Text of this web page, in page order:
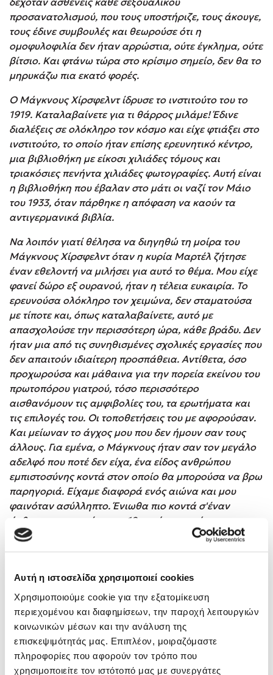
Αυτή η ιστοσελίδα χρησιμοποιεί cookies
Χρησιμοποιούμε cookie για την εξατομίκευση
περιεχομένου και διαφημίσεων, την παροχή λειτουργιών
κοινωνικών μέσων και την ανάλυση της
επισκεψιμότητάς μας. Επιπλέον, μοιραζόμαστε
πληροφορίες που αφορούν τον τρόπο που
χρησιμοποιείτε τον ιστότοπό μας με συνεργάτες
προσανατολισμού, που τους υποστήριζε, τους άκουγε,
τους έδινε συμβουλές και θεωρούσε ότι η
ομοφυλοφιλία δεν ήταν αρρώστια, ούτε έγκλημα, ούτε
βίτσιο. Και φτάνω τώρα στο κρίσιμο σημείο, δεν θα το
μηρυκάζω πια εκατό φορές.
Ο Μάγκνους Χίρσφελντ ίδρυσε το ινστιτούτο του το
1919. Καταλαβαίνετε για τι θάρρος μιλάμε! Έδινε
διαλέξεις σε ολόκληρο τον κόσμο και είχε φτιάξει στο
ινστιτούτο, το οποίο ήταν επίσης ερευνητικό κέντρο,
μια βιβλιοθήκη με είκοσι χιλιάδες τόμους και
τριακόσιες πενήντα χιλιάδες φωτογραφίες. Αυτή είναι
η βιβλιοθήκη που έβαλαν στο μάτι οι ναζί τον Μάιο
του 1933, όταν πάρθηκε η απόφαση να καούν τα
αντιγερμανικά βιβλία.
Να λοιπόν γιατί θέλησα να διηγηθώ τη μοίρα του
Μάγκνους Χίρσφελντ όταν η κυρία Μαρτέλ ζήτησε
έναν εθελοντή να μιλήσει για αυτό το θέμα. Μου είχε
φανεί δώρο εξ ουρανού, ήταν η τέλεια ευκαιρία. Το
ερευνούσα ολόκληρο τον χειμώνα, δεν σταματούσα
με τίποτε και, όπως καταλαβαίνετε, αυτό με
απασχολούσε την περισσότερη ώρα, κάθε βράδυ. Δεν
ήταν μια από τις συνηθισμένες σχολικές εργασίες που
δεν απαιτούν ιδιαίτερη προσπάθεια. Αντίθετα, όσο
προχωρούσα και μάθαινα για την πορεία εκείνου του
πρωτοπόρου γιατρού, τόσο περισσότερο
αισθανόμουν τις αμφιβολίες του, τα ερωτήματα και
τις επιλογές του. Οι τοποθετήσεις του με αφορούσαν.
Και μείωναν το άγχος μου που δεν ήμουν σαν τους
άλλους. Για εμένα, ο Μάγκνους ήταν σαν τον μεγάλο
αδελφό που ποτέ δεν είχα, ένα είδος ανθρώπου
εμπιστοσύνης κοντά στον οποίο θα μπορούσα να βρω
παρηγοριά. Είχαμε διαφορά ενός αιώνα και μου
φαινόταν ασύλληπτο. Ένιωθα πιο κοντά σ'έναν
άνθρωπο γεννημένο τον 19ο αιώνα παρά στους
συμμαθητές μου στο λύκειο.
αδιαφορία αλλά και την κοροϊδία, την εχθρικότητα. Ο
πως δεν υπήρχε διέξοδος, ούτε μέλλον. Είχε
προσπαθήσει να ανοιχτεί, να μιλήσει στους γονείς
του. Όμως, οι γονείς του δεν τον ήξεραν, δεν τον
έβλεπαν, δεν τον είχαν καταλάβει, δεν ήταν ποτέ
πραγματικά κοντά του. Εκείνοι ήθελαν να